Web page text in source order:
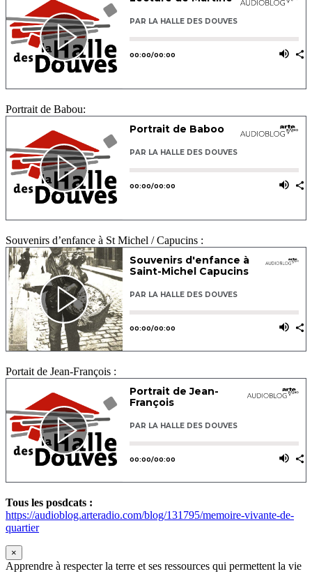
Portrait de Babou:
Souvenirs d’enfance à St Michel / Capucins :
Portait de Jean-François :
Tous les posdcats :
https://audioblog.arteradio.com/blog/131795/memoire-vivante-de-
quartier
×
Apprendre à respecter la terre et ses ressources qui permettent la vie